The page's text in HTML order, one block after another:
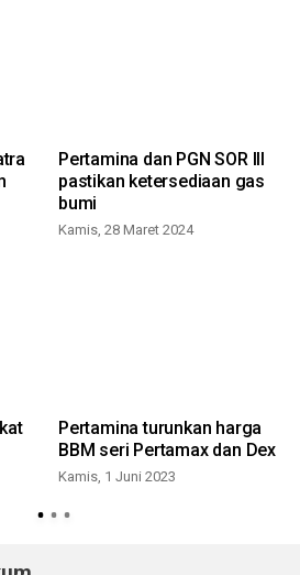
Pertamina dan PGN SOR III
pastikan ketersediaan gas
bumi
Kamis, 28 Maret 2024
Pertamina turunkan harga
BBM seri Pertamax dan Dex
Kamis, 1 Juni 2023